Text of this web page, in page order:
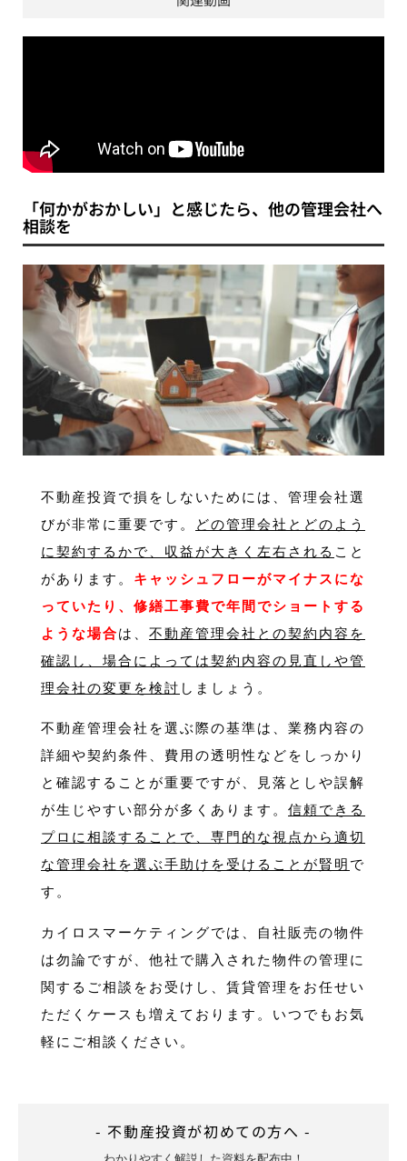
「何かがおかしい」と感じたら、他の管理会社へ
相談を
不動産投資で損をしないためには、管理会社選
びが非常に重要です。 どの管理会社とどのよう
に契約するかで、収益が大きく左右される こと
があります。 キャッシュフローがマイナスにな
っていたり、修繕工事費で年間でショートする
ような場合は、 不動産管理会社との契約内容を
確認し、場合によっては契約内容の見直しや管
理会社の変更を検討 しましょう。
不動産管理会社を選ぶ際の基準は、業務内容の
詳細や契約条件、費用の透明性などをしっかり
と確認することが重要ですが、見落としや誤解
が生じやすい部分が多くあります。 信頼できる
プロに相談することで、専門的な視点から適切
な管理会社を選ぶ手助けを受けることが賢明 で
す。
カイロスマーケティングでは、自社販売の物件
は勿論ですが、他社で購入された物件の管理に
関するご相談をお受けし、賃貸管理をお任せい
ただくケースも増えております。いつでもお気
軽にご相談ください。
- 不動産投資が初めての方へ -